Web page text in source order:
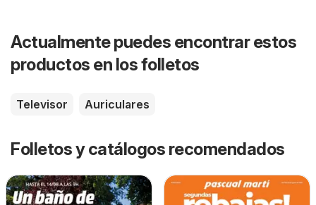
Actualmente puedes encontrar estos
productos en los folletos
Televisor Auriculares
Folletos y catálogos recomendados